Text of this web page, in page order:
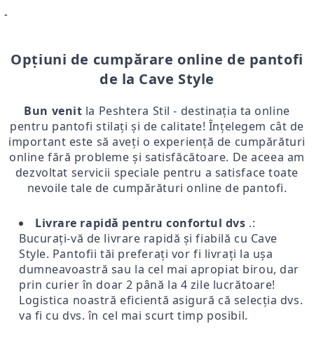
-
Opțiuni de cumpărare online de pantofi
de la Cave Style
Bun venit la Peshtera Stil - destinația ta online
pentru pantofi stilați și de calitate! Înțelegem cât de
important este să aveți o experiență de cumpărături
online fără probleme și satisfăcătoare. De aceea am
dezvoltat servicii speciale pentru a satisface toate
nevoile tale de cumpărături online de pantofi.
Livrare rapidă pentru confortul dvs .:
Bucurați-vă de livrare rapidă și fiabilă cu Cave
Style. Pantofii tăi preferați vor fi livrați la ușa
dumneavoastră sau la cel mai apropiat birou, dar
prin curier în doar 2 până la 4 zile lucrătoare!
Logistica noastră eficientă asigură că selecția dvs.
va fi cu dvs. în cel mai scurt timp posibil.